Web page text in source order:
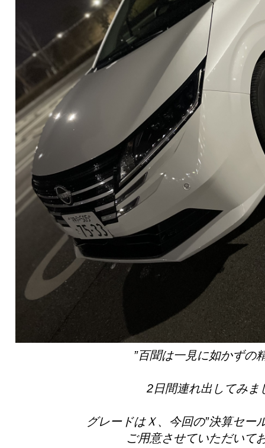
”百聞は一見に如かずの
2日間連れ出してみま
グレードはＸ、今回の”決算セー
ご用意させていただいて